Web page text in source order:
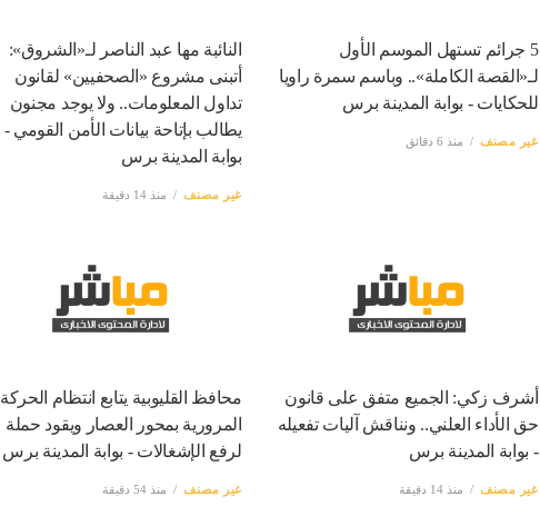
5 جرائم تستهل الموسم الأول
لـ«القصة الكاملة».. وباسم سمرة راويا
للحكايات - بوابة المدينة برس
غير مصنف منذ 6 دقائق
النائبة مها عبد الناصر لـ«الشروق»:
أتبنى مشروع «الصحفيين» لقانون
تداول المعلومات.. ولا يوجد مجنون
يطالب بإتاحة بيانات الأمن القومي -
بوابة المدينة برس
غير مصنف منذ 14 دقيقة
أشرف زكي: الجميع متفق على قانون
حق الأداء العلني.. ونناقش آليات تفعيله
- بوابة المدينة برس
غير مصنف منذ 14 دقيقة
محافظ القليوبية يتابع انتظام الحركة
المرورية بمحور العصار ويقود حملة
لرفع الإشغالات - بوابة المدينة برس
غير مصنف منذ 54 دقيقة